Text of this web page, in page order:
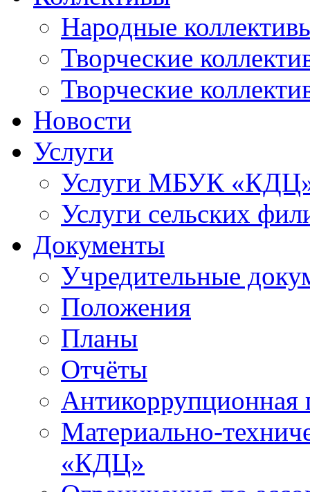
Народные
Творческие
Творческие
Новости
Услуги
Услуги МБУК
Услуги сельских
Документы
Учредительные
Положения
Планы
Отчёты
Антикоррупционная
Материально-
«КДЦ»